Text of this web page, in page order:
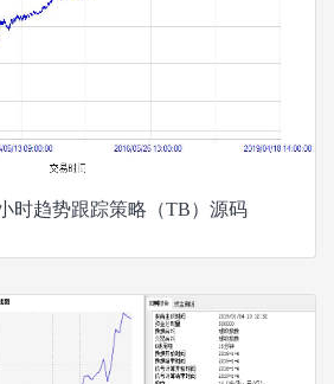
时趋势跟踪策略（TB）源码